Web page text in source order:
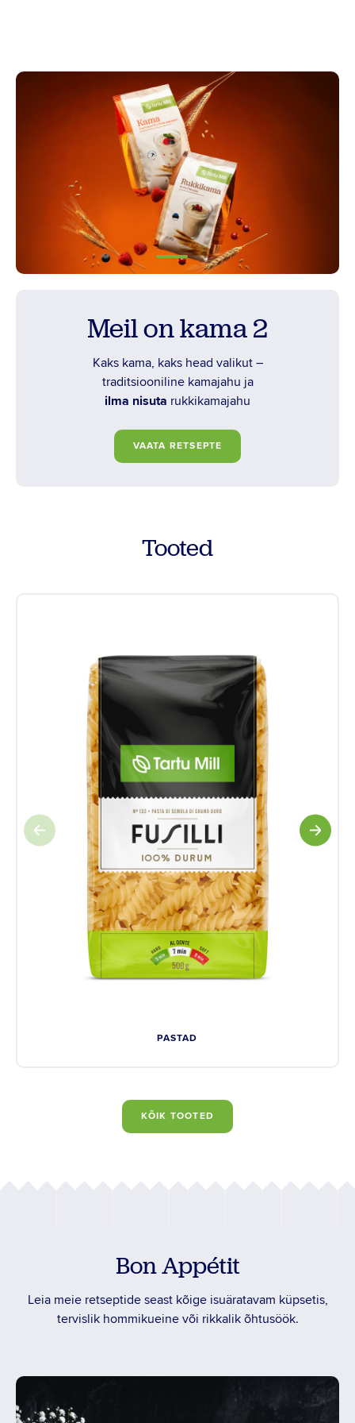
Retseptid
Vilja kokkuost
Kontakt
Facebook
Instagram
Meil on kama 2
Kaks kama, kaks head valikut –
traditsiooniline kamajahu ja
ilma nisuta rukkikamajahu
VAATA RETSEPTE
1
Tooted
PASTAD
KÕIK TOOTED
Bon Appétit
Leia meie retseptide seast kõige isuäratavam küpsetis,
tervislik hommikueine või rikkalik õhtusöök.